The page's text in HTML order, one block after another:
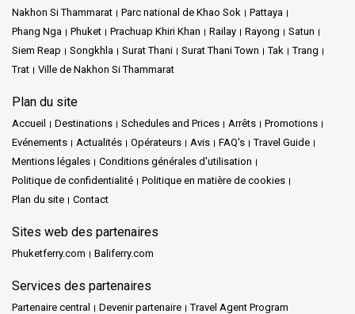
Nakhon Si Thammarat
Parc national de Khao Sok
Pattaya
Phang Nga
Phuket Prachuap Khiri Khan Railay Rayong
Satun
Siem Reap
Songkhla Surat Thani Surat Thani Town Tak
Trang
Trat
Ville de Nakhon Si Thammarat
Plan du site
Accueil Destinations Schedules and Prices Arrêts
Promotions
Evénements
Actualités Opérateurs Avis FAQ's
Travel Guide
Mentions légales
Conditions générales d'utilisation
Politique de confidentialité
Politique en matière de cookies
Plan du site
Contact
Sites web des partenaires
Phuketferry.com Baliferry.com
Services des partenaires
Partenaire central Devenir partenaire Travel Agent Program